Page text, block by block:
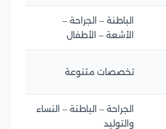
الباطنة – الجراحة –
الأشعة – الأطفال
تخصصات متنوعة
الجراحة – الباطنة – النساء
والتوليد